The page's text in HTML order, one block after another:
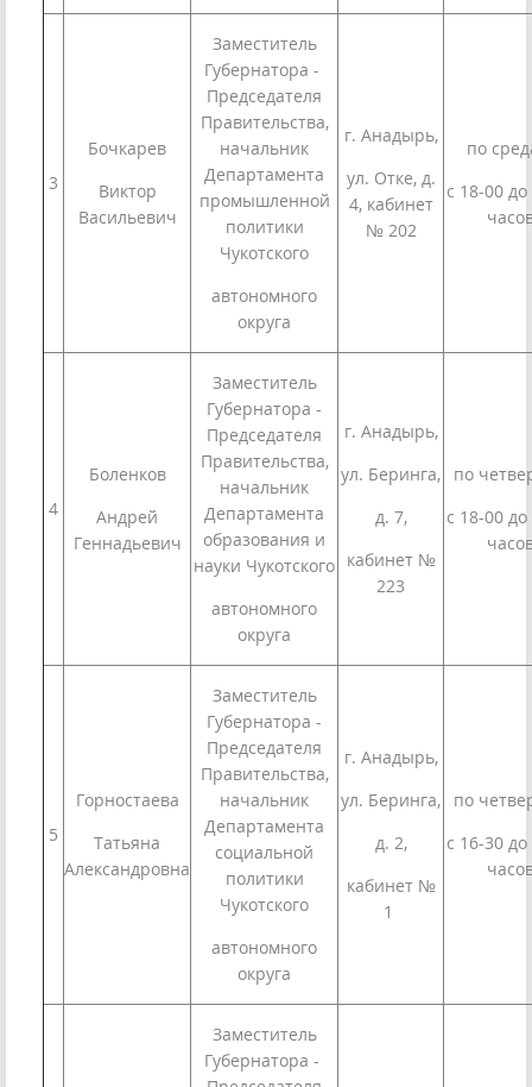
3
Бочкарев
Виктор
Васильевич
Заместитель
Губернатора -
Председателя
Правительства,
начальник
Департамента
промышленной
политики
Чукотского
автономного
округа
г. Анадырь,
ул. Отке, д.
4, кабинет
№ 202
по
с 18-00
4
Боленков
Андрей
Геннадьевич
Заместитель
Губернатора -
Председателя
Правительства,
начальник
Департамента
образования и
науки Чукотского
автономного
округа
г. Анадырь,
ул. Беринга,
д. 7,
кабинет №
223
по
с 18-00
5
Горностаева
Татьяна
Александровна
Заместитель
Губернатора -
Председателя
Правительства,
начальник
Департамента
социальной
политики
Чукотского
автономного
округа
г. Анадырь,
ул. Беринга,
д. 2,
кабинет №
1
по
с 16-30
Заместитель
Губернатора -